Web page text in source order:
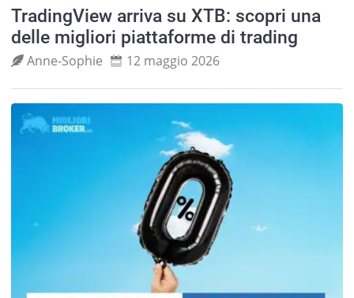
TradingView arriva su XTB: scopri una
delle migliori piattaforme di trading
Anne‑Sophie 12 maggio 2026